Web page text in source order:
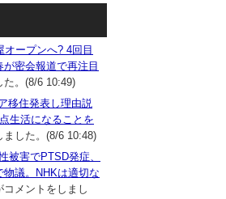
オープンへ? 4回目
密会報道で再注目
た。(8/6 10:49)
移住発表し理由説
生活になることを
ました。(8/6 10:48)
被害でPTSD発症、
議。NHKは適切な
メントをしまし